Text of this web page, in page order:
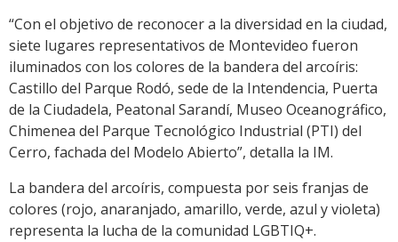
“Con el objetivo de reconocer a la diversidad en la ciudad,
siete lugares representativos de Montevideo fueron
iluminados con los colores de la bandera del arcoíris:
Castillo del Parque Rodó, sede de la Intendencia, Puerta
de la Ciudadela, Peatonal Sarandí, Museo Oceanográfico,
Chimenea del Parque Tecnológico Industrial (PTI) del
Cerro, fachada del Modelo Abierto”, detalla la IM.
La bandera del arcoíris, compuesta por seis franjas de
colores (rojo, anaranjado, amarillo, verde, azul y violeta)
representa la lucha de la comunidad LGBTIQ+.